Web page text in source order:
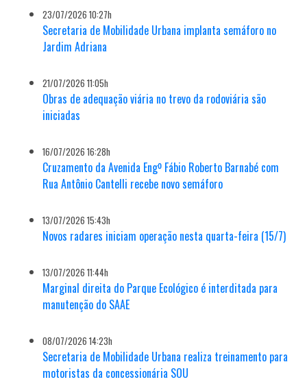
23/07/2026 10:27h
Secretaria de Mobilidade Urbana implanta semáforo no
Jardim Adriana
21/07/2026 11:05h
Obras de adequação viária no trevo da rodoviária são
iniciadas
16/07/2026 16:28h
Cruzamento da Avenida Engº Fábio Roberto Barnabé com
Rua Antônio Cantelli recebe novo semáforo
13/07/2026 15:43h
Novos radares iniciam operação nesta quarta-feira (15/7)
13/07/2026 11:44h
Marginal direita do Parque Ecológico é interditada para
manutenção do SAAE
08/07/2026 14:23h
Secretaria de Mobilidade Urbana realiza treinamento para
motoristas da concessionária SOU